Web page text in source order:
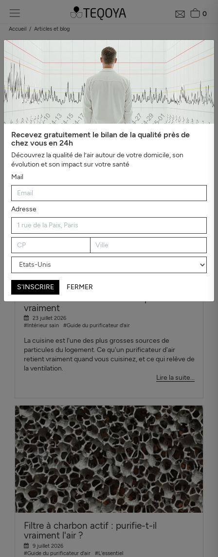
0
Accueil Articles et blog
Blog : guide de la qualité de l'air
Catégories
#Tout afficher
#Bien-être, sommeil et ions
négatifs
#L'essentiel #Guide du purificateur d'air
#Pollution
de l'air
#Asthme et
allergies
#Véhicules #Evénements #Intérieur sain
#Virus,
bactéries et moisissures
#Mauvaises odeurs
#Santé et
productivité au travail
Purificateur d'air cuisine : ce qui marche
vraiment
23 juillet 2026
#Intérieur sain
#Guide du purificateur d'air
La cuisine est l'une des plus grosses sources de
particules du logement. Ce qu'un purificateur d'air
retient vraiment quand vous cuisinez, et ce qui relève de
la ventilation.
Lire la suite...
Filtre à charbon actif : purifie-t-il
vraiment l'air ?
9 juillet 2026
#Guide du purificateur d'air
#L'essentiel
Recevez gratuitement le bilan de la qualité près de
chez vous en 24h
Découvrez la qualité de l’air autour de votre domicile, son
évolution et son impact sur votre santé
Mail
Adresse
S'INSCRIRE FERMER